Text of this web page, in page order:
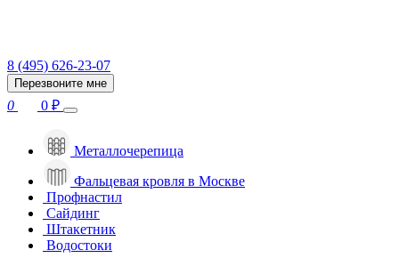
8 (495) 626-23-07
Перезвоните мне
0 0 ₽
Металлочерепица
Фальцевая кровля в Москве
Профнастил
Сайдинг
Штакетник
Водостоки